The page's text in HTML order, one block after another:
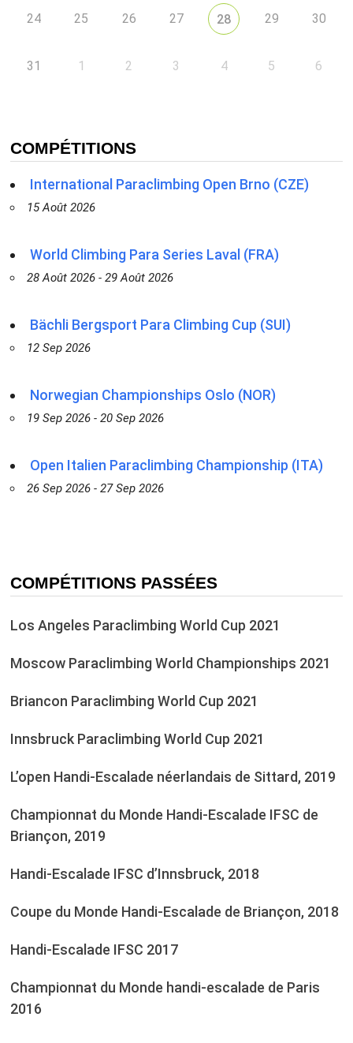
24 25 26 27 28 29 30
31 1 2 3 4 5 6
COMPÉTITIONS
International Paraclimbing Open Brno (CZE)
15 Août 2026
World Climbing Para Series Laval (FRA)
28 Août 2026 - 29 Août 2026
Bächli Bergsport Para Climbing Cup (SUI)
12 Sep 2026
Norwegian Championships Oslo (NOR)
19 Sep 2026 - 20 Sep 2026
Open Italien Paraclimbing Championship (ITA)
26 Sep 2026 - 27 Sep 2026
COMPÉTITIONS PASSÉES
Los Angeles Paraclimbing World Cup 2021
Moscow Paraclimbing World Championships 2021
Briancon Paraclimbing World Cup 2021
Innsbruck Paraclimbing World Cup 2021
L’open Handi-Escalade néerlandais de Sittard, 2019
Championnat du Monde Handi-Escalade IFSC de
Briançon, 2019
Handi-Escalade IFSC d’Innsbruck, 2018
Coupe du Monde Handi-Escalade de Briançon, 2018
Handi-Escalade IFSC 2017
Championnat du Monde handi-escalade de Paris
2016